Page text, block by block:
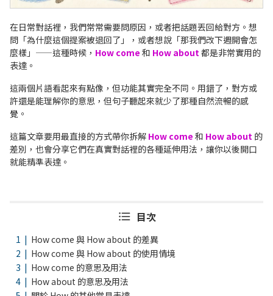
在日常對話裡，我們常常需要問原因，或者把話題丟回給對方。想
問「為什麼這個提案被退回了」，或者想說「那我們改下週開會怎
麼樣」——這種時候， How come 和 How about都是非常實用的
表達。
這兩個片語看起來有點像，但功能其實完全不同。用錯了，對方或
許還是能理解你的意思，但句子聽起來就少了那種自然流暢的感
覺。
這篇文章要用最直接的方式帶你拆解 How come 和 How about 的
差別，也會分享它們在真實對話裡的各種延伸用法，讓你以後開口
就能精準表達。
目次
How come 與 How about 的差異
How come 與 How about 的使用情境
How come 的意思及用法
How about 的意思及用法